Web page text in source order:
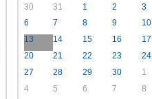
30 31 1 2 3
6
7 8 9 10
13
14 15 16 17
20
21 22 23 24
27
28 29 30 1
4
5 6 7 8